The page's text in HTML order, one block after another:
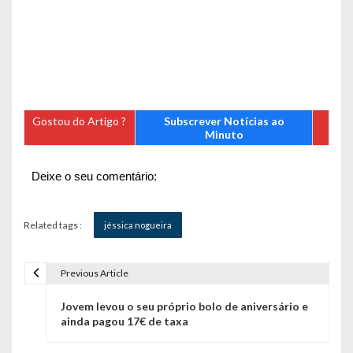
Gostou do Artigo ?
Subscrever Notícias ao
Minuto
Deixe o seu comentário:
Related tags : jéssica nogueira
Previous Article
Jovem levou o seu próprio bolo de aniversário e
ainda pagou 17€ de taxa